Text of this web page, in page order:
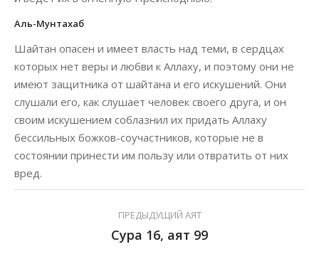
Аль-Мунтахаб
Шайтан опасен и имеет власть над теми, в сердцах
которых нет веры и любви к Аллаху, и поэтому они не
имеют защитника от шайтана и его искушений. Они
слушали его, как слушает человек своего друга, и он
своим искушением соблазнил их придать Аллаху
бессильных божков-соучастников, которые не в
состоянии принести им пользу или отвратить от них
вред.
ПРЕДЫДУЩИЙ АЯТ
Сура 16, аят 99